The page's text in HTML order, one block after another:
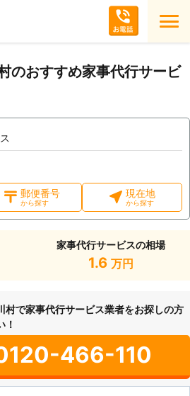
のおすすめ家事代行サービ
郵便番号
から探す
現在地
から探す
家事代行サービスの相場
1.6 万円
村で家事代行サービス業者をお探しの方
！
466-110